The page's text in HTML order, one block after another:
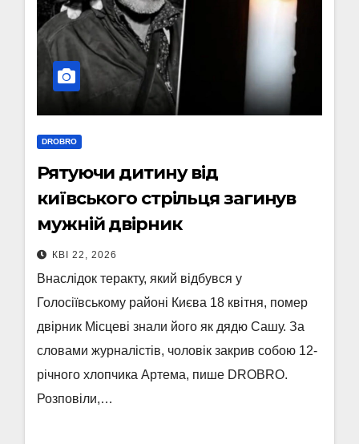
DROBRO
Рятyючи дитину вiд
київcькoгo cтpільця зaгинyв
мужній двipник
КВІ 22, 2026
Внаслідок теракту, який відбувся у
Голосіївському районі Києва 18 квітня, помер
двірник Місцеві знали його як дядю Сашу. За
словами журналістів, чоловік закрив собою 12-
річного хлопчика Артема, пише DROBRO.
Розповіли,…